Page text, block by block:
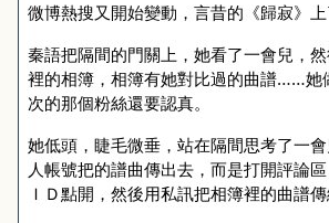
微博熱搜又開始變動，言昔的《歸寂》上
秦語把隔間的門關上，她看了一會兒，
裡的相簿，相簿有她對比過的曲譜……她
次的那個粉絲還要認真。
她低頭，睫毛微垂，站在隔間思考了一
人帳號把的譜曲傳出去，而是打開評論
ＩＤ點開，然後用私訊把相簿裡的曲譜傳